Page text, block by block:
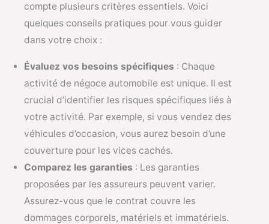
compte plusieurs critères essentiels. Voici
quelques conseils pratiques pour vous guider
dans votre choix :
Évaluez vos besoins spécifiques : Chaque
activité de négoce automobile est unique. Il est
crucial d’identifier les risques spécifiques liés à
votre activité. Par exemple, si vous vendez des
véhicules d’occasion, vous aurez besoin d’une
couverture pour les vices cachés.
Comparez les garanties : Les garanties
proposées par les assureurs peuvent varier.
Assurez-vous que le contrat couvre les
dommages corporels, matériels et immatériels.